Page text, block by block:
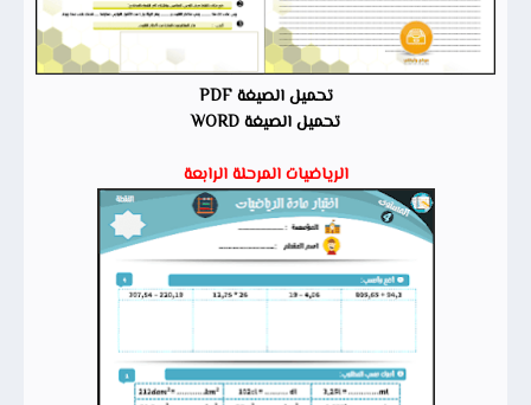
تحميل الصيغة PDF
تحميل الصيغة WORD
الرياضيات المرحلة الرابعة